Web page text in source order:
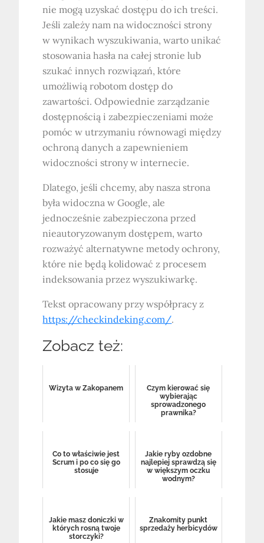
nie mogą uzyskać dostępu do ich treści.
Jeśli zależy nam na widoczności strony
w wynikach wyszukiwania, warto unikać
stosowania hasła na całej stronie lub
szukać innych rozwiązań, które
umożliwią robotom dostęp do
zawartości. Odpowiednie zarządzanie
dostępnością i zabezpieczeniami może
pomóc w utrzymaniu równowagi między
ochroną danych a zapewnieniem
widoczności strony w internecie.
Dlatego, jeśli chcemy, aby nasza strona
była widoczna w Google, ale
jednocześnie zabezpieczona przed
nieautoryzowanym dostępem, warto
rozważyć alternatywne metody ochrony,
które nie będą kolidować z procesem
indeksowania przez wyszukiwarkę.
Tekst opracowany przy współpracy z
https://checkindeking.com/.
Zobacz też:
Wizyta w Zakopanem
Czym kierować się
wybierając
sprowadzonego
prawnika?
Co to właściwie jest
Scrum i po co się go
stosuje
Jakie ryby ozdobne
najlepiej sprawdzą się
w większym oczku
wodnym?
Jakie masz doniczki w
których rosną twoje
storczyki?
Znakomity punkt
sprzedaży herbicydów